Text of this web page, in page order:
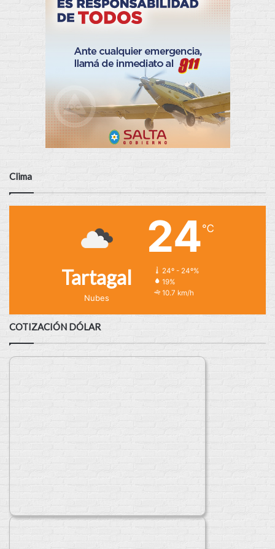
Clima
Tartagal
Nubes
24℃
24º - 24º%
19%
10.7 km/h
COTIZACIÓN DÓLAR